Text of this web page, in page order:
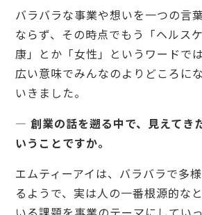
バラバラな事業や想いを一つの言
ならず、その時点でもう「ヘルス
康」とか「女性」というワードで
広い意味でみんなのよりどころに
いきました。
— 創業の話を遡る中で、見えてき
いうことですか。
エムティーアイは、バラバラで多
るようで、実は人の一番根源的な